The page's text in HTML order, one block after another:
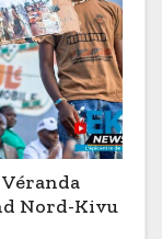
Véranda
Nord-Kivu